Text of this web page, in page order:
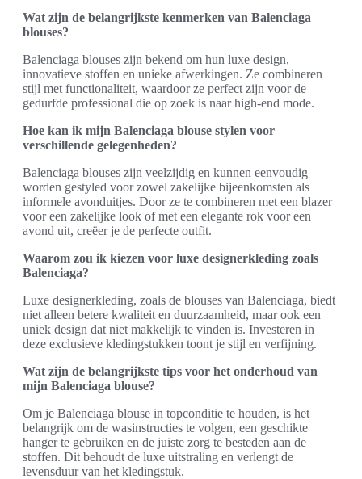
Wat zijn de belangrijkste kenmerken van Balenciaga
blouses?
Balenciaga blouses zijn bekend om hun luxe design,
innovatieve stoffen en unieke afwerkingen. Ze combineren
stijl met functionaliteit, waardoor ze perfect zijn voor de
gedurfde professional die op zoek is naar high-end mode.
Hoe kan ik mijn Balenciaga blouse stylen voor
verschillende gelegenheden?
Balenciaga blouses zijn veelzijdig en kunnen eenvoudig
worden gestyled voor zowel zakelijke bijeenkomsten als
informele avonduitjes. Door ze te combineren met een blazer
voor een zakelijke look of met een elegante rok voor een
avond uit, creëer je de perfecte outfit.
Waarom zou ik kiezen voor luxe designerkleding zoals
Balenciaga?
Luxe designerkleding, zoals de blouses van Balenciaga, biedt
niet alleen betere kwaliteit en duurzaamheid, maar ook een
uniek design dat niet makkelijk te vinden is. Investeren in
deze exclusieve kledingstukken toont je stijl en verfijning.
Wat zijn de belangrijkste tips voor het onderhoud van
mijn Balenciaga blouse?
Om je Balenciaga blouse in topconditie te houden, is het
belangrijk om de wasinstructies te volgen, een geschikte
hanger te gebruiken en de juiste zorg te besteden aan de
stoffen. Dit behoudt de luxe uitstraling en verlengt de
levensduur van het kledingstuk.